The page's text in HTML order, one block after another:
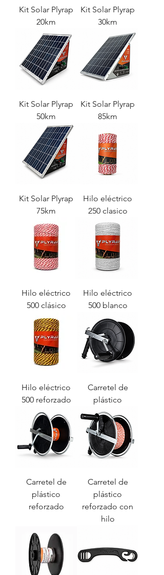
Kit Solar Plyrap
20km
Kit Solar Plyrap
30km
Kit Solar Plyrap
50km
Kit Solar Plyrap
85km
Kit Solar Plyrap
75km
Hilo eléctrico
250 clasico
Hilo eléctrico
500 clásico
Hilo eléctrico
500 blanco
Hilo eléctrico
500 reforzado
Carretel de
plástico
Carretel de
plástico
reforzado
Carretel de
plástico
reforzado con
hilo